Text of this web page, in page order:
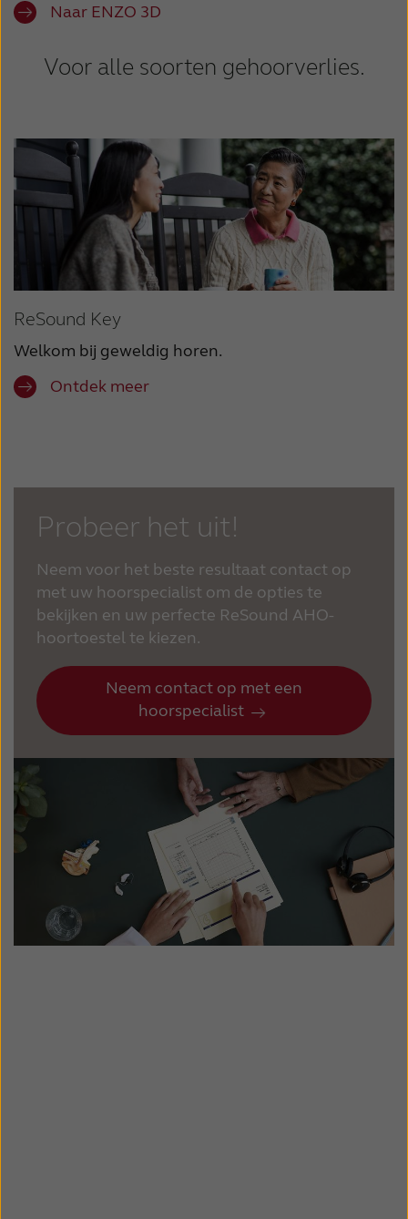
Naar ENZO 3D
Voor alle soorten gehoorverlies.
ReSound Key
Welkom bij geweldig horen.
Ontdek meer
Probeer het uit!
Neem voor het beste resultaat contact op
met uw hoorspecialist om de opties te
bekijken en uw perfecte ReSound AHO-
hoortoestel te kiezen.
Neem contact op met een
hoorspecialist